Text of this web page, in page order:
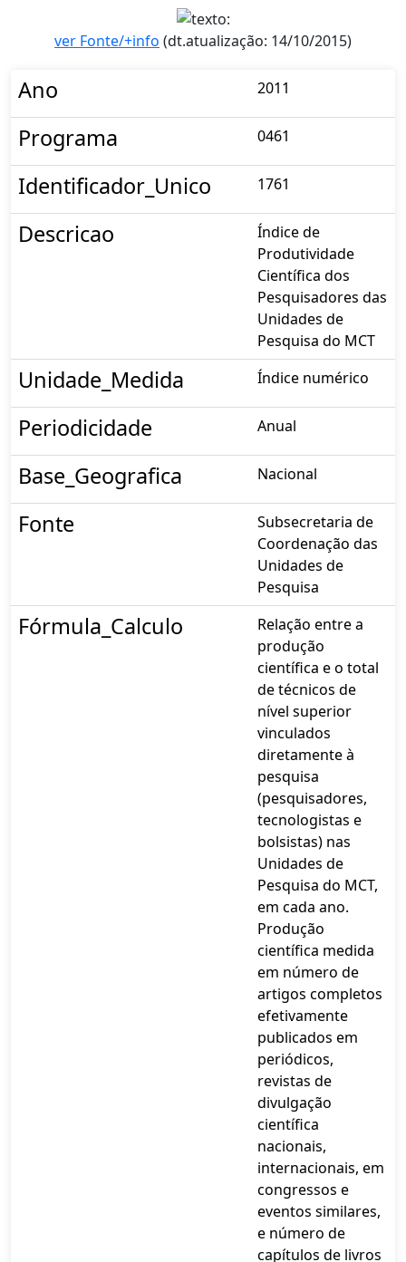
ver Fonte/+info (dt.atualização: 14/10/2015)
Ano 2011
Programa 0461
Identificador_Unico 1761
Descricao
Índice de
Produtividade
Científica dos
Pesquisadores das
Unidades de
Pesquisa do MCT
Unidade_Medida Índice numérico
Periodicidade Anual
Base_Geografica Nacional
Fonte
Subsecretaria de
Coordenação das
Unidades de
Pesquisa
Fórmula_Calculo
Relação entre a
produção
científica e o total
de técnicos de
nível superior
vinculados
diretamente à
pesquisa
(pesquisadores,
tecnologistas e
bolsistas) nas
Unidades de
Pesquisa do MCT,
em cada ano.
Produção
científica medida
em número de
artigos completos
efetivamente
publicados em
periódicos,
revistas de
divulgação
científica
nacionais,
internacionais, em
congressos e
eventos similares,
e número de
capítulos de livros